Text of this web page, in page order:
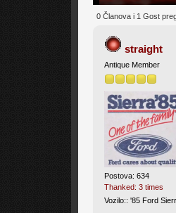
0 Članova i 1 Gost
straight
Antique Member
Postova: 634
Thanked: 3 times
Vozilo:: '85 Ford